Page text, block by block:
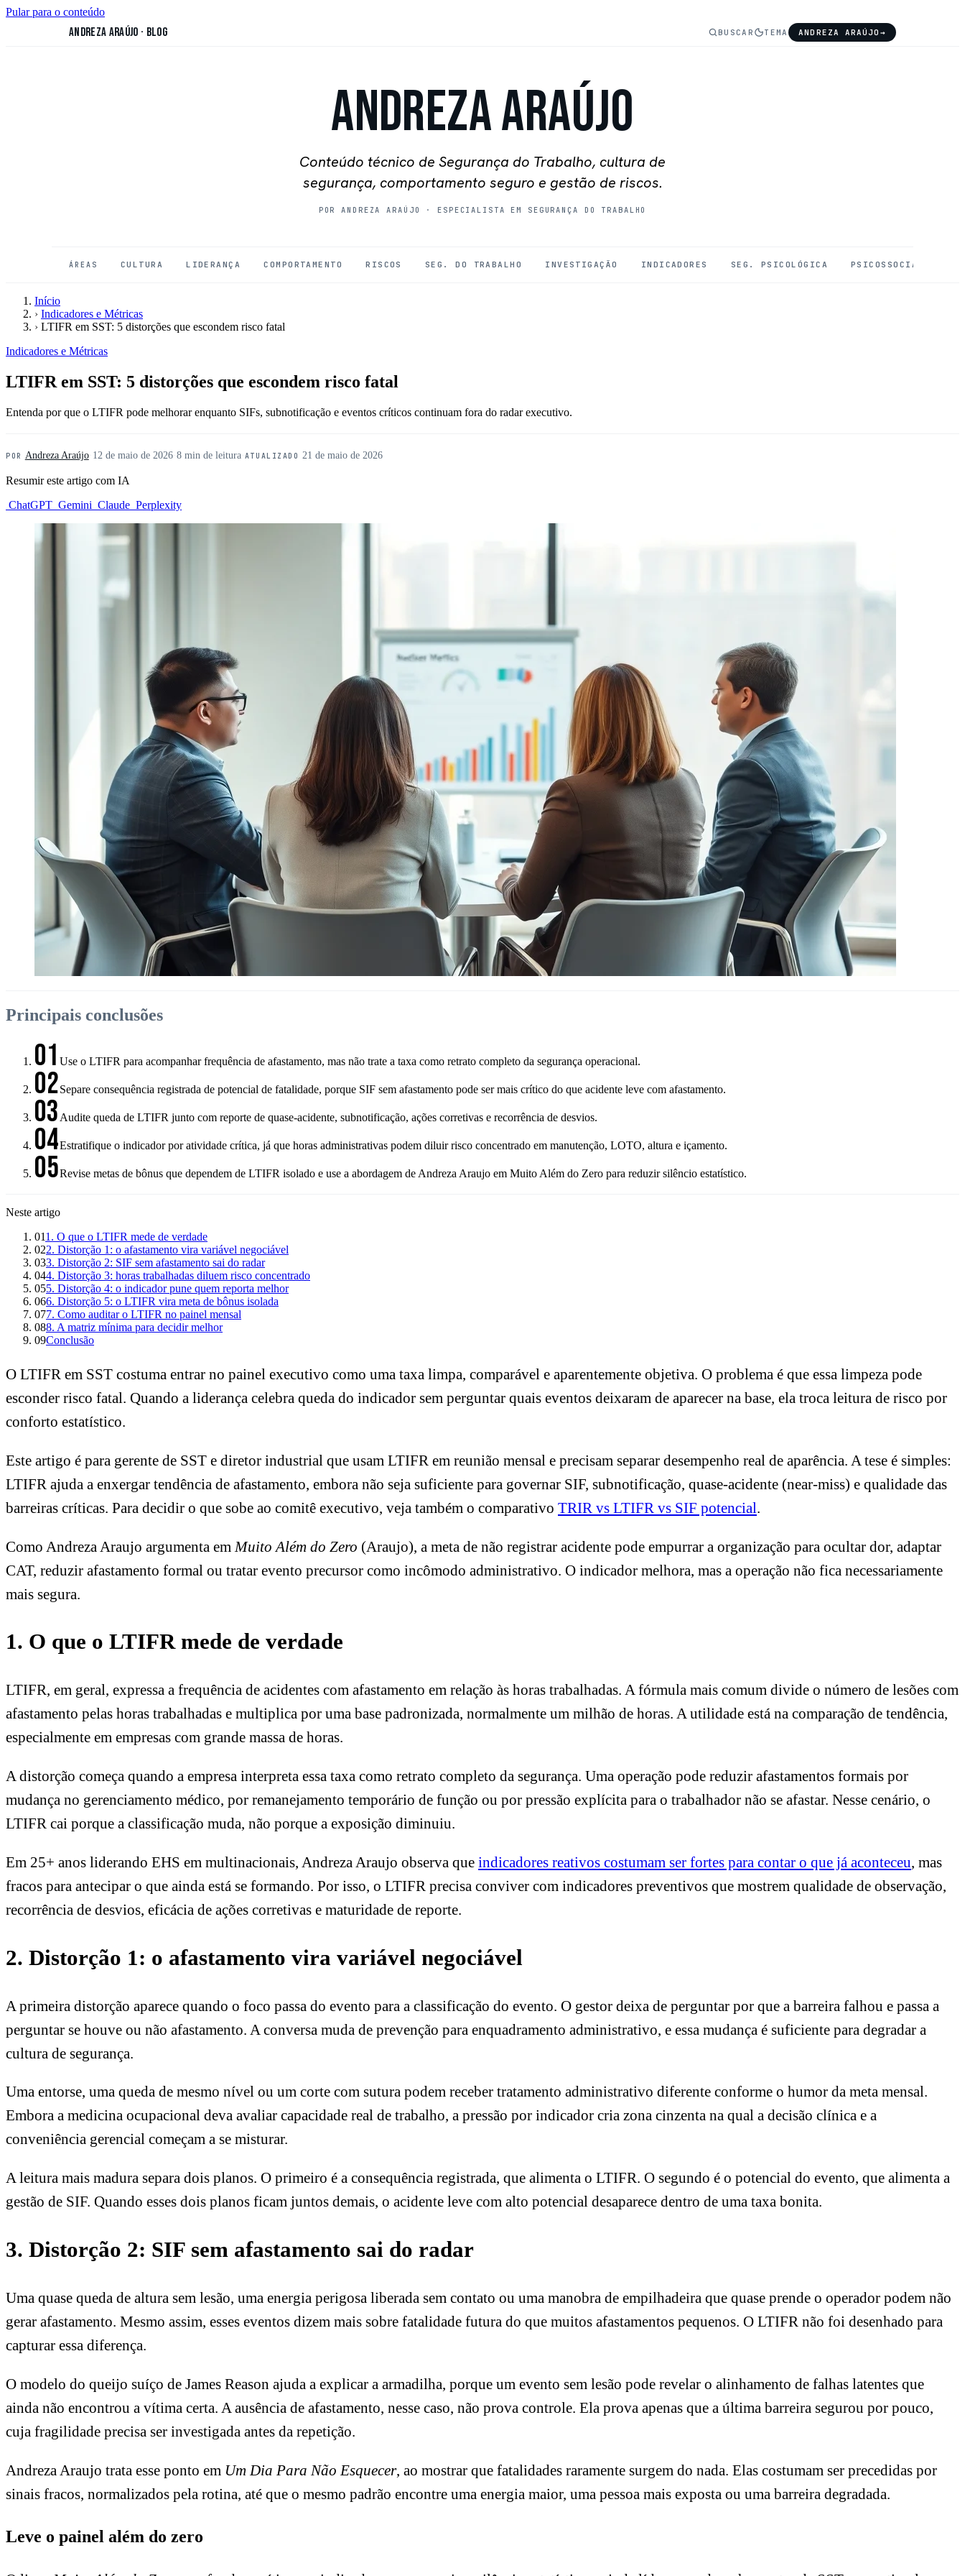
Pular para o conteúdo
Andreza Araújo · Blog BUSCAR TEMA ANDREZA ARAÚJO →
Andreza Araújo
Conteúdo técnico de Segurança do Trabalho, cultura de
segurança, comportamento seguro e gestão de riscos.
POR ANDREZA ARAÚJO · ESPECIALISTA EM SEGURANÇA DO TRABALHO
ÁREAS CULTURA LIDERANÇA COMPORTAMENTO RISCOS SEG. DO TRABALHO INVESTIGAÇÃO INDICADORES SEG. PSICOLÓGICA PSICOSSOCIAIS
Início
› Indicadores e Métricas
› LTIFR em SST: 5 distorções que escondem risco fatal
Indicadores e Métricas
LTIFR em SST: 5 distorções que escondem risco fatal
Entenda por que o LTIFR pode melhorar enquanto SIFs, subnotificação e eventos críticos continuam fora do radar executivo.
POR Andreza Araújo· 12 de maio de 2026· 8 min de leitura· ATUALIZADO 21 de maio de 2026
Resumir este artigo com IA
ChatGPT Gemini Claude Perplexity
Principais conclusões
01 Use o LTIFR para acompanhar frequência de afastamento, mas não trate a taxa como retrato completo da segurança operacional.
02Separe consequência registrada de potencial de fatalidade, porque SIF sem afastamento pode ser mais crítico do que acidente leve com afastamento.
03 Audite queda de LTIFR junto com reporte de quase-acidente, subnotificação, ações corretivas e recorrência de desvios.
04Estratifique o indicador por atividade crítica, já que horas administrativas podem diluir risco concentrado em manutenção, LOTO, altura e içamento.
05Revise metas de bônus que dependem de LTIFR isolado e use a abordagem de Andreza Araujo em Muito Além do Zero para reduzir silêncio estatístico.
Neste artigo
011. O que o LTIFR mede de verdade
022. Distorção 1: o afastamento vira variável negociável
033. Distorção 2: SIF sem afastamento sai do radar
044. Distorção 3: horas trabalhadas diluem risco concentrado
055. Distorção 4: o indicador pune quem reporta melhor
066. Distorção 5: o LTIFR vira meta de bônus isolada
077. Como auditar o LTIFR no painel mensal
088. A matriz mínima para decidir melhor
09Conclusão
O LTIFR em SST costuma entrar no painel executivo como uma taxa limpa, comparável e aparentemente objetiva. O problema é que essa limpeza pode
esconder risco fatal. Quando a liderança celebra queda do indicador sem perguntar quais eventos deixaram de aparecer na base, ela troca leitura de risco por
conforto estatístico.
Este artigo é para gerente de SST e diretor industrial que usam LTIFR em reunião mensal e precisam separar desempenho real de aparência. A tese é simples:
LTIFR ajuda a enxergar tendência de afastamento, embora não seja suficiente para governar SIF, subnotificação, quase-acidente (near-miss) e qualidade das
barreiras críticas. Para decidir o que sobe ao comitê executivo, veja também o comparativo TRIR vs LTIFR vs SIF potencial.
Como Andreza Araujo argumenta em Muito Além do Zero (Araujo), a meta de não registrar acidente pode empurrar a organização para ocultar dor, adaptar
CAT, reduzir afastamento formal ou tratar evento precursor como incômodo administrativo. O indicador melhora, mas a operação não fica necessariamente
mais segura.
1. O que o LTIFR mede de verdade
LTIFR, em geral, expressa a frequência de acidentes com afastamento em relação às horas trabalhadas. A fórmula mais comum divide o número de lesões com
afastamento pelas horas trabalhadas e multiplica por uma base padronizada, normalmente um milhão de horas. A utilidade está na comparação de tendência,
especialmente em empresas com grande massa de horas.
A distorção começa quando a empresa interpreta essa taxa como retrato completo da segurança. Uma operação pode reduzir afastamentos formais por
mudança no gerenciamento médico, por remanejamento temporário de função ou por pressão explícita para o trabalhador não se afastar. Nesse cenário, o
LTIFR cai porque a classificação muda, não porque a exposição diminuiu.
Em 25+ anos liderando EHS em multinacionais, Andreza Araujo observa que indicadores reativos costumam ser fortes para contar o que já aconteceu, mas
fracos para antecipar o que ainda está se formando. Por isso, o LTIFR precisa conviver com indicadores preventivos que mostrem qualidade de observação,
recorrência de desvios, eficácia de ações corretivas e maturidade de reporte.
2. Distorção 1: o afastamento vira variável negociável
A primeira distorção aparece quando o foco passa do evento para a classificação do evento. O gestor deixa de perguntar por que a barreira falhou e passa a
perguntar se houve ou não afastamento. A conversa muda de prevenção para enquadramento administrativo, e essa mudança é suficiente para degradar a
cultura de segurança.
Uma entorse, uma queda de mesmo nível ou um corte com sutura podem receber tratamento administrativo diferente conforme o humor da meta mensal.
Embora a medicina ocupacional deva avaliar capacidade real de trabalho, a pressão por indicador cria zona cinzenta na qual a decisão clínica e a
conveniência gerencial começam a se misturar.
A leitura mais madura separa dois planos. O primeiro é a consequência registrada, que alimenta o LTIFR. O segundo é o potencial do evento, que alimenta a
gestão de SIF. Quando esses dois planos ficam juntos demais, o acidente leve com alto potencial desaparece dentro de uma taxa bonita.
3. Distorção 2: SIF sem afastamento sai do radar
Uma quase queda de altura sem lesão, uma energia perigosa liberada sem contato ou uma manobra de empilhadeira que quase prende o operador podem não
gerar afastamento. Mesmo assim, esses eventos dizem mais sobre fatalidade futura do que muitos afastamentos pequenos. O LTIFR não foi desenhado para
capturar essa diferença.
O modelo do queijo suíço de James Reason ajuda a explicar a armadilha, porque um evento sem lesão pode revelar o alinhamento de falhas latentes que
ainda não encontrou a vítima certa. A ausência de afastamento, nesse caso, não prova controle. Ela prova apenas que a última barreira segurou por pouco,
cuja fragilidade precisa ser investigada antes da repetição.
Andreza Araujo trata esse ponto em Um Dia Para Não Esquecer, ao mostrar que fatalidades raramente surgem do nada. Elas costumam ser precedidas por
sinais fracos, normalizados pela rotina, até que o mesmo padrão encontre uma energia maior, uma pessoa mais exposta ou uma barreira degradada.
Leve o painel além do zero